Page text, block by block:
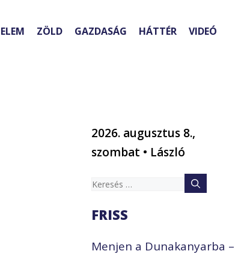
ZÖLD GAZDASÁG HÁTTÉR VIDEÓ
2026. augusztus 8.,
szombat • László
Keresés:
FRISS
Menjen a Dunakanyarba –